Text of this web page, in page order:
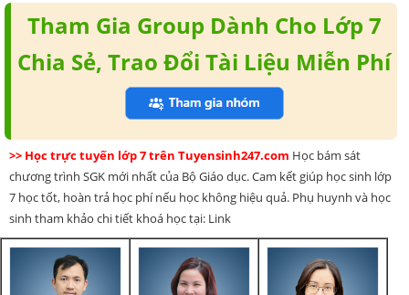
Tham Gia Group Dành Cho Lớp 7
Chia Sẻ, Trao Đổi Tài Liệu Miễn Phí
>> Học trực tuyến lớp 7 trên Tuyensinh247.com Học bám sát
chương trình SGK mới nhất của Bộ Giáo dục. Cam kết giúp học sinh lớp
7 học tốt, hoàn trả học phí nếu học không hiệu quả. Phụ huynh và học
sinh tham khảo chi tiết khoá học tại: Link